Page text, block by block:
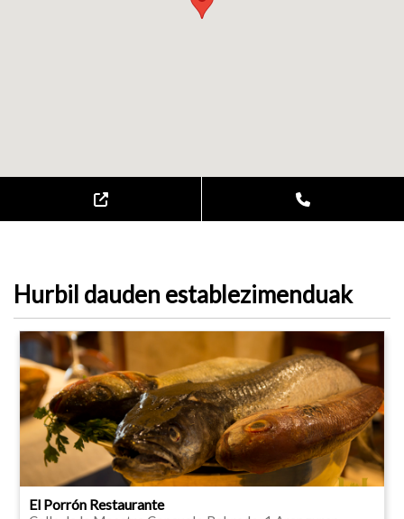
Hurbil dauden establezimenduak
El Porrón Restaurante